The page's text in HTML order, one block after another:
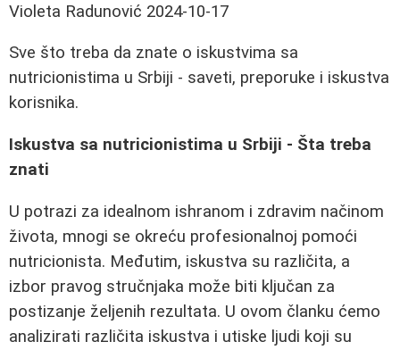
Violeta Radunović 2024-10-17
Sve što treba da znate o iskustvima sa
nutricionistima u Srbiji - saveti, preporuke i iskustva
korisnika.
Iskustva sa nutricionistima u Srbiji - Šta treba
znati
U potrazi za idealnom ishranom i zdravim načinom
života, mnogi se okreću profesionalnoj pomoći
nutricionista. Međutim, iskustva su različita, a
izbor pravog stručnjaka može biti ključan za
postizanje željenih rezultata. U ovom članku ćemo
analizirati različita iskustva i utiske ljudi koji su